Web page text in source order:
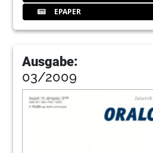
EPAPER
Ausgabe:
03/2009